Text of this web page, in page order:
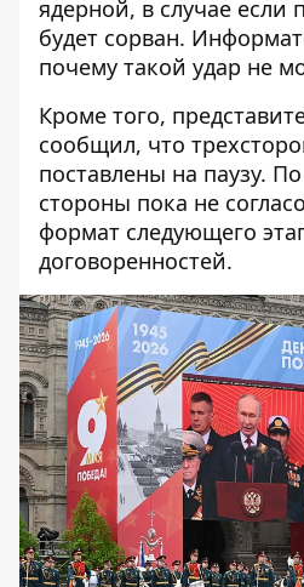
ядерной, в случае если
будет сорван.
почему такой удар не
Кроме того,
сообщил, что
поставлены на паузу.
стороны пока не
формат следующего
договоренностей.